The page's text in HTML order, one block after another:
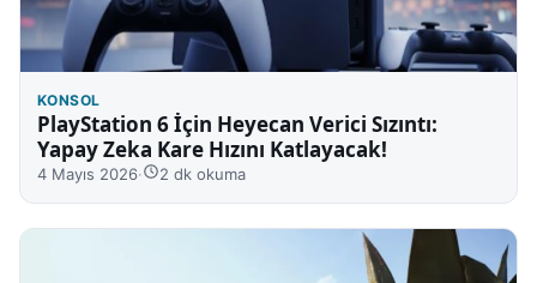
KONSOL
PlayStation 6 İçin Heyecan Verici Sızıntı:
Yapay Zeka Kare Hızını Katlayacak!
4 Mayıs 2026· 2 dk okuma